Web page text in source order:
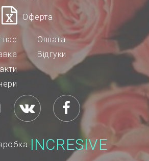
Оферта
нас
Оплата
Відгуки
INCRESIVE